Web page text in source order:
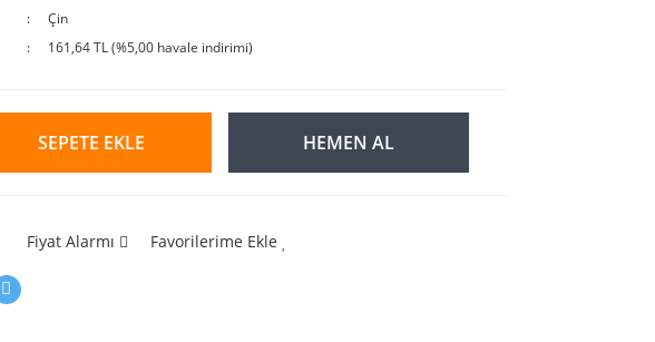
Çin
161,64 TL (%5,00 havale indirimi)
SEPETE EKLE HEMEN AL
Fiyat Alarmı Favorilerime Ekle